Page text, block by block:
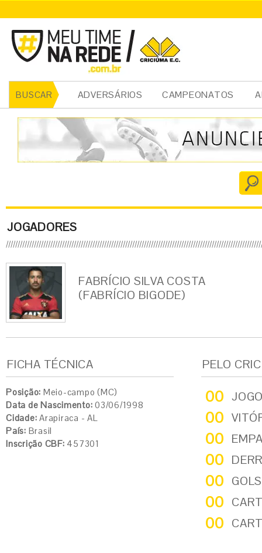
BUSCAR ADVERSÁRIOS CAMPEONATOS
JOGADORES
FABRÍCIO SILVA COSTA
(FABRÍCIO BIGODE)
FICHA TÉCNICA
Posição: Meio-campo (MC)
Data de Nascimento: 03/06/1998
Cidade: Arapiraca - AL
País: Brasil
Inscrição CBF: 457301
PELO
00
00
00
00
00
00
00